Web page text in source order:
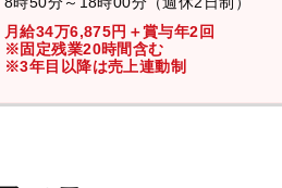
月給34万6,875円＋賞与年2回
※固定残業20時間含む
※3年目以降は売上連動制